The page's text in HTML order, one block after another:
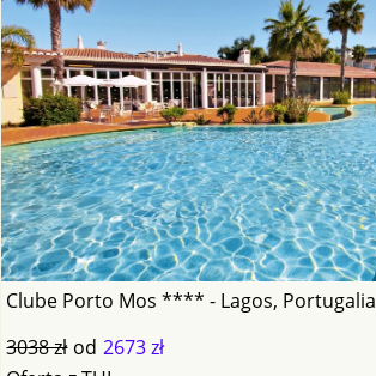
Clube Porto Mos **** - Lagos, Portugalia
3038 zł od 2673 zł